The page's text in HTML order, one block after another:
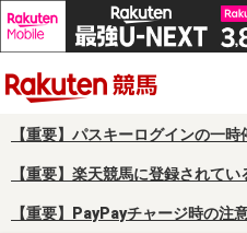
【重要】パスキーログインの一時
【重要】楽天競馬に登録されて
【重要】PayPayチャージ時の注